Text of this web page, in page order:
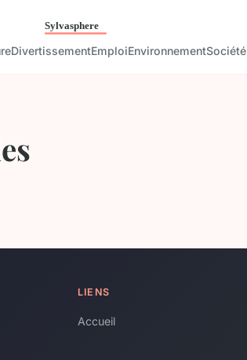
DivertissementEmploiEnvironnementSociété
LIENS
Accueil